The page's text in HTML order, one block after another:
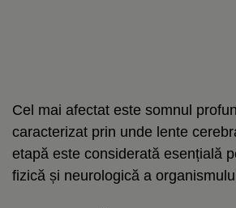
Cel mai afectat este somnul
caracterizat prin unde lente
etapă este considerată esențială
fizică și neurologică a